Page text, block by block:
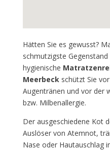
Hätten Sie es gewusst?
schmutzigste Gegenstand
hygienische
Meerbeckschützt Sie
Augentränen und vor der
bzw. Milbenallergie.
Der ausgeschiedene Kot
Auslöser von Atemnot,
Nase oder Hautauschlag